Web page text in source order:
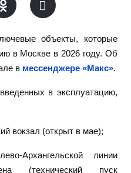
объекты, которые
в Москве в 2026 году. Об
в мессенджере «Макс».
в эксплуатацию,
вокзал (открыт в мае);
Архангельской линии
(технический пуск